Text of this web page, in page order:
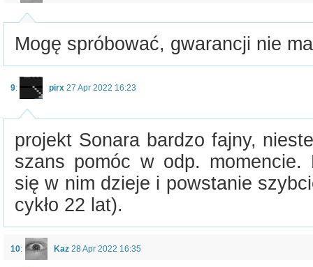
Mogę spróbować, gwarancji nie
9: pirx 27 Apr 2022 16:23
projekt Sonara bardzo fajny,
szans pomóc w odp.
się w nim dzieje i powstanie
cykło 22 lat).
10: Kaz 28 Apr 2022 16:35